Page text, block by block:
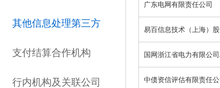
其他信息处理第三方
支付结算合作机构
行内机构及关联公司
广东电网有限责任公司
易百信息技术（上海）
国网浙江省电力有限公
中债资信评估有限责任